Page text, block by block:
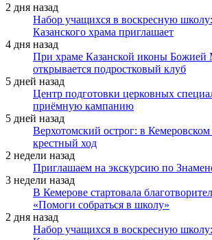
2 дня назад
Набор учащихся в воскресную
Казанского храма приглашает
4 дня назад
При храме Казанской иконы Божией
открывается подростковый клуб
5 дней назад
Центр подготовки церковных
приёмную кампанию
5 дней назад
Верхотомский острог: в Кемеровском
крестный ход
2 недели назад
Приглашаем на экскурсию по
3 недели назад
В Кемерове стартовала
«Помоги собраться в школу»
2 дня назад
Набор учащихся в воскресную